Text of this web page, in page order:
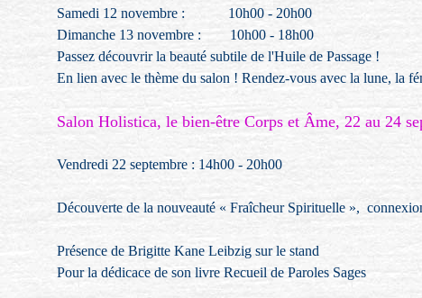
Samedi 12 novembre : 10h00 - 20h00
Dimanche 13 novembre : 10h00 - 18h00
Passez découvrir la beauté subtile de l'Huile de Passage !
En lien avec le thème du salon ! Rendez-vous avec la lune, la
Salon Holistica, le bien-être Corps et Âme, 22 au 24
Vendredi 22 septembre : 14h00 - 20h00
Découverte de la nouveauté « Fraîcheur Spirituelle »,
Présence de Brigitte Kane Leibzig sur le stand
Pour la dédicace de son livre Recueil de Paroles Sages